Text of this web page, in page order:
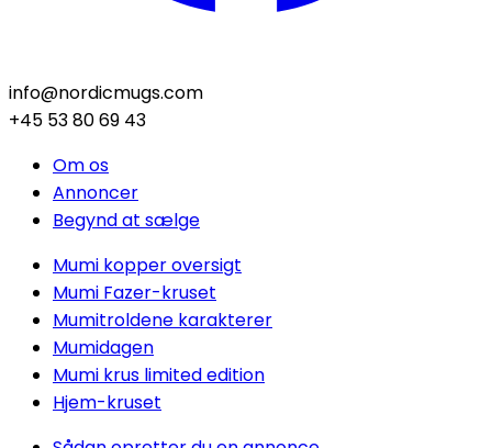
info@nordicmugs.com
+45 53 80 69 43
Om os
Annoncer
Begynd at sælge
Mumi kopper oversigt
Mumi Fazer-kruset
Mumitroldene karakterer
Mumidagen
Mumi krus limited edition
Hjem-kruset